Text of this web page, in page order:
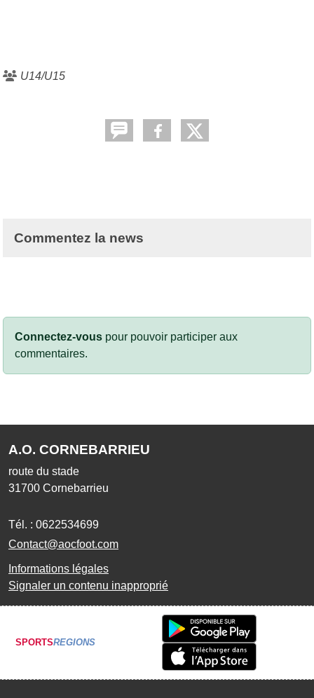
U14/U15
Commentez la news
Connectez-vous pour pouvoir participer aux
commentaires.
A.O. CORNEBARRIEU
route du stade
31700 Cornebarrieu
Tél. : 0622534699
Contact@aocfoot.com
Informations légales
Signaler un contenu inapproprié
SPORTSREGIONS